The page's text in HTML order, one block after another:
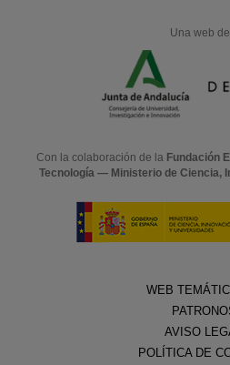
Una web
Con la colaboración de la Fundación
Tecnología — Ministerio de Ciencia,
WEB
AVISO
POLÍTICA DE